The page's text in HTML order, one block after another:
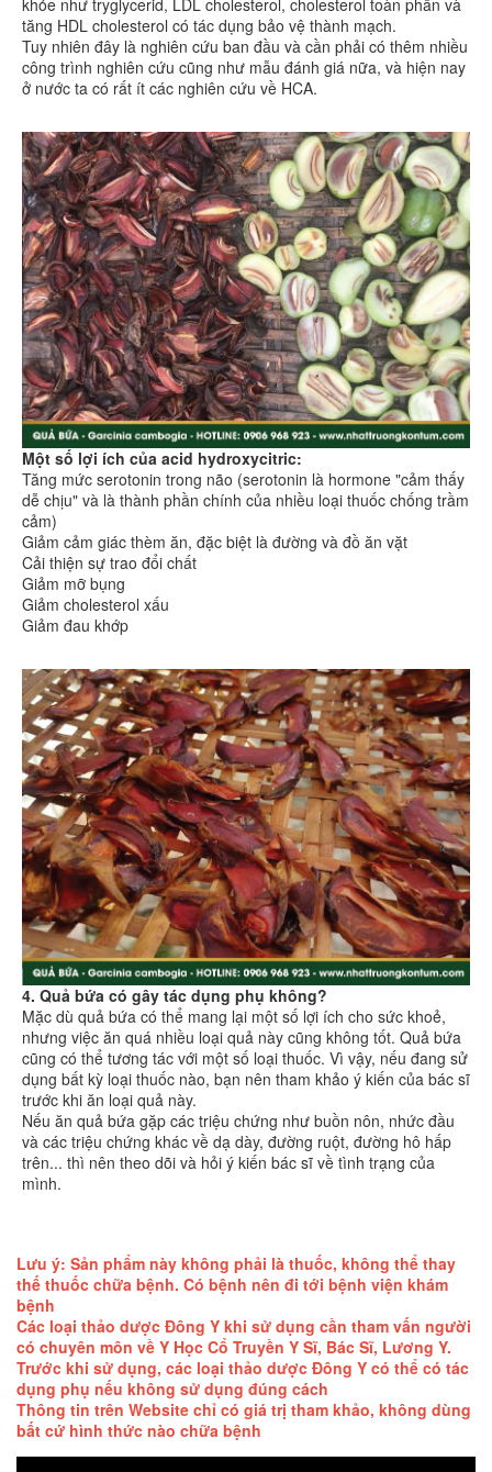
khỏe như tryglycerid, LDL cholesterol, cholesterol toàn phần và
tăng HDL cholesterol có tác dụng bảo vệ thành mạch.
Tuy nhiên đây là nghiên cứu ban đầu và cần phải có thêm nhiều
công trình nghiên cứu cũng như mẫu đánh giá nữa, và hiện nay
ở nước ta có rất ít các nghiên cứu về HCA.
Một số lợi ích của acid hydroxycitric:
Tăng mức serotonin trong não (serotonin là hormone "cảm thấy
dễ chịu" và là thành phần chính của nhiều loại thuốc chống trầm
cảm)
Giảm cảm giác thèm ăn, đặc biệt là đường và đồ ăn vặt
Cải thiện sự trao đổi chất
Giảm mỡ bụng
Giảm cholesterol xấu
Giảm đau khớp
4. Quả bứa có gây tác dụng phụ không?
Mặc dù quả bứa có thể mang lại một số lợi ích cho sức khoẻ,
nhưng việc ăn quá nhiều loại quả này cũng không tốt. Quả bứa
cũng có thể tương tác với một số loại thuốc. Vì vậy, nếu đang sử
dụng bất kỳ loại thuốc nào, bạn nên tham khảo ý kiến của bác sĩ
trước khi ăn loại quả này.
Nếu ăn quả bứa gặp các triệu chứng như buồn nôn, nhức đầu
và các triệu chứng khác về dạ dày, đường ruột, đường hô hấp
trên... thì nên theo dõi và hỏi ý kiến bác sĩ về tình trạng của
mình.
Lưu ý: Sản phẩm này không phải là thuốc, không thể thay
thế thuốc chữa bệnh. Có bệnh nên đi tới bệnh viện khám
bệnh
Các loại thảo dược Đông Y khi sử dụng cần tham vấn người
có chuyên môn về Y Học Cổ Truyền Y Sĩ, Bác Sĩ, Lương Y.
Trước khi sử dụng, các loại thảo dược Đông Y có thể có tác
dụng phụ nếu không sử dụng đúng cách
Thông tin trên Website chỉ có giá trị tham khảo, không dùng
bất cứ hình thức nào chữa bệnh